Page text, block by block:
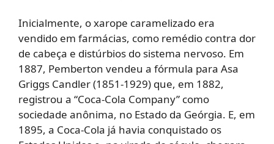
Inicialmente, o xarope caramelizado era
vendido em farmácias, como remédio contra dor
de cabeça e distúrbios do sistema nervoso. Em
1887, Pemberton vendeu a fórmula para Asa
Griggs Candler (1851-1929) que, em 1882,
registrou a “Coca-Cola Company” como
sociedade anônima, no Estado da Geórgia. E, em
1895, a Coca-Cola já havia conquistado os